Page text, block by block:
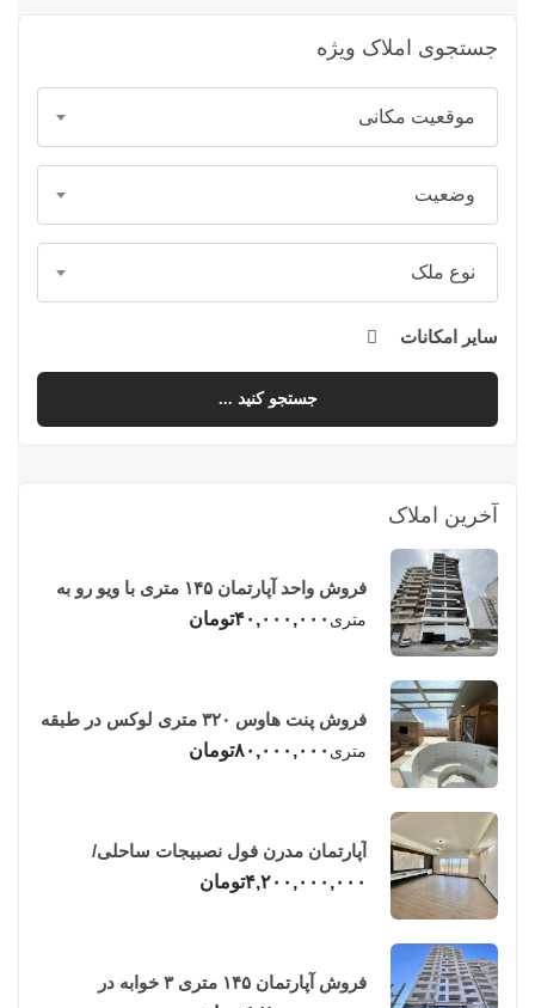
جستجوی املاک ویژه
موقعیت مکانی
وضعیت
نوع ملک
سایر امکانات
جستجو کنید ...
آخرین املاک
فروش واحد آپارتمان ۱۴۵ متری با ویو رو به
دریا در فریدونکنار
متری ۴۰,۰۰۰,۰۰۰تومان
فروش پنت هاوس ۳۲۰ متری لوکس در طبقه
چهاردهم فریدونکنار
متری ۸۰,۰۰۰,۰۰۰تومان
آپارتمان مدرن فول نصبیجات ساحلی/
فریدونکنار
۴,۲۰۰,۰۰۰,۰۰۰تومان
فروش آپارتمان ۱۴۵ متری ۳ خوابه در